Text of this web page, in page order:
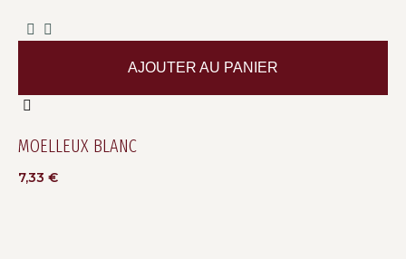
MOELLEUX BLANC
7,33 €
AJOUTER AU PANIER